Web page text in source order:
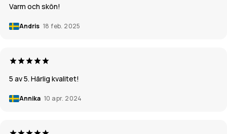
Varm och skön!
Andris 18 feb. 2025
5 av 5. Härlig kvalitet!
Annika 10 apr. 2024